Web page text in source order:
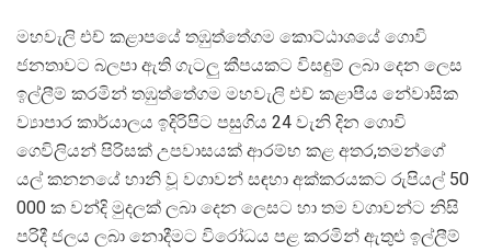
මහවැලි එච් කළාපයේ තඹුත්තේගම කොට්ඨාශයේ ගොවි
ජනතාවට බලපා ඇති ගැටලු කීපයකට විසඳුම් ලබා දෙන ලෙස
ඉල්ලීම් කරමින් තඹුත්තේගම මහවැලි එච් කළාපීය නේවාසික
ව්‍යාපාර කාර්යාලය ඉදිරිපිට පසුගිය 24 වැනි දින ගොවි
ගෙවිලියන් පිරිසක් උපවාසයක් ආරම්භ කළ අතර,තමන්ගේ
යල් කනනයේ හානි වූ වගාවන් සඳහා අක්කරයකට රුපියල් 50
000 ක වන්දි මුදලක් ලබා දෙන ලෙසට හා තම වගාවන්ට නිසි
පරිදී ජලය ලබා නොදීමට විරෝධය පළ කරමින් ඇතුළු ඉල්ලීම්